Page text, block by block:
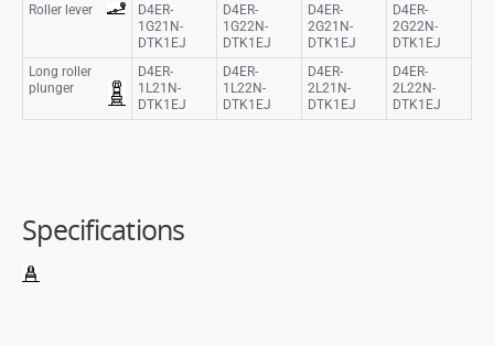
Roller lever
D4ER-
1G21N-
DTK1EJ
D4ER-
1G22N-
DTK1EJ
D4ER-
2G21N-
DTK1EJ
D4ER-
2G22N-
DTK1EJ
Long roller
plunger
D4ER-
1L21N-
DTK1EJ
D4ER-
1L22N-
DTK1EJ
D4ER-
2L21N-
DTK1EJ
D4ER-
2L22N-
DTK1EJ
Specifications